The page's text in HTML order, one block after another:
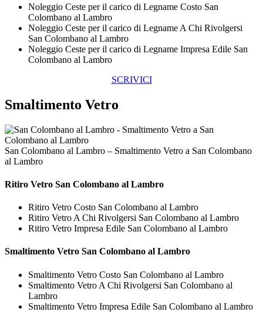
Noleggio Ceste per il carico di Legname Costo San
Colombano al Lambro
Noleggio Ceste per il carico di Legname A Chi Rivolgersi
San Colombano al Lambro
Noleggio Ceste per il carico di Legname Impresa Edile San
Colombano al Lambro
SCRIVICI
Smaltimento Vetro
San Colombano al Lambro – Smaltimento Vetro a San Colombano
al Lambro
Ritiro Vetro San Colombano al Lambro
Ritiro Vetro Costo San Colombano al Lambro
Ritiro Vetro A Chi Rivolgersi San Colombano al Lambro
Ritiro Vetro Impresa Edile San Colombano al Lambro
Smaltimento Vetro San Colombano al Lambro
Smaltimento Vetro Costo San Colombano al Lambro
Smaltimento Vetro A Chi Rivolgersi San Colombano al
Lambro
Smaltimento Vetro Impresa Edile San Colombano al Lambro